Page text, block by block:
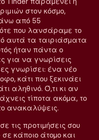
στον κόσμο,
από 55
που λανσάραμε το
αυτά τα ταιριάσματα
ήταν πάντα ο
για να γνωρίσεις
γνωρίσει: ένα νέο
κάτι που ξεκινάει
αληθινό. Ό,τι κι αν
τίποτα ακόμα, το
ανακαλύψεις.
τις προτιμήσεις σου
κάποιο άτομο και